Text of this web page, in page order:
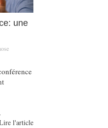
une
l'article